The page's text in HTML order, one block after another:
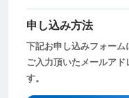
申し込み方法
下記お申し込みフォーム
ご入力頂いたメールア
す。